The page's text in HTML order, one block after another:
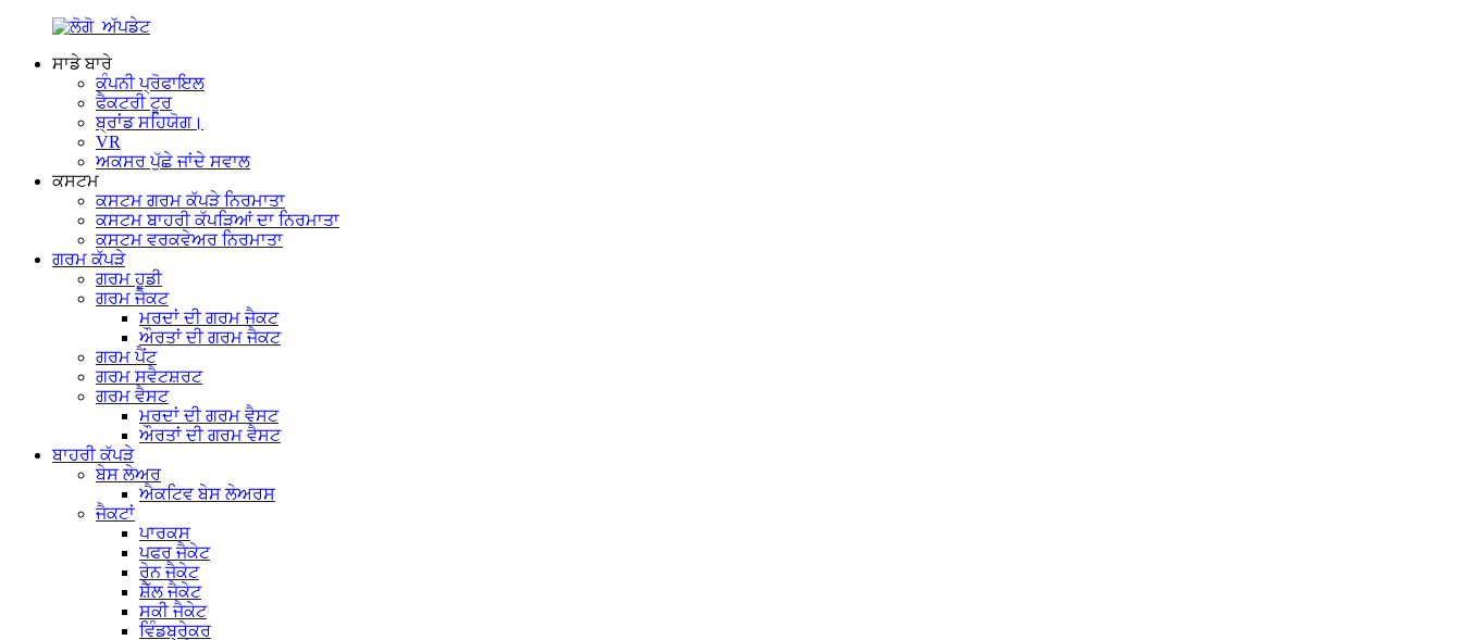
ਸਾਡੇ ਬਾਰੇ
ਕੰਪਨੀ ਪ੍ਰੋਫਾਇਲ
ਫੈਕਟਰੀ ਟੂਰ
ਬ੍ਰਾਂਡ ਸਹਿਯੋਗ।
VR
ਅਕਸਰ ਪੁੱਛੇ ਜਾਂਦੇ ਸਵਾਲ
ਕਸਟਮ
ਕਸਟਮ ਗਰਮ ਕੱਪੜੇ ਨਿਰਮਾਤਾ
ਕਸਟਮ ਬਾਹਰੀ ਕੱਪੜਿਆਂ ਦਾ ਨਿਰਮਾਤਾ
ਕਸਟਮ ਵਰਕਵੇਅਰ ਨਿਰਮਾਤਾ
ਗਰਮ ਕੱਪੜੇ
ਗਰਮ ਹੂਡੀ
ਗਰਮ ਜੈਕਟ
ਮਰਦਾਂ ਦੀ ਗਰਮ ਜੈਕਟ
ਔਰਤਾਂ ਦੀ ਗਰਮ ਜੈਕਟ
ਗਰਮ ਪੈਂਟ
ਗਰਮ ਸਵੈਟਸ਼ਰਟ
ਗਰਮ ਵੈਸਟ
ਮਰਦਾਂ ਦੀ ਗਰਮ ਵੈਸਟ
ਔਰਤਾਂ ਦੀ ਗਰਮ ਵੈਸਟ
ਬਾਹਰੀ ਕੱਪੜੇ
ਬੇਸ ਲੇਅਰ
ਐਕਟਿਵ ਬੇਸ ਲੇਅਰਸ
ਜੈਕਟਾਂ
ਪਾਰਕਸ
ਪਫਰ ਜੈਕੇਟ
ਰੇਨ ਜੈਕੇਟ
ਸ਼ੈੱਲ ਜੈਕੇਟ
ਸਕੀ ਜੈਕੇਟ
ਵਿੰਡਬ੍ਰੇਕਰ